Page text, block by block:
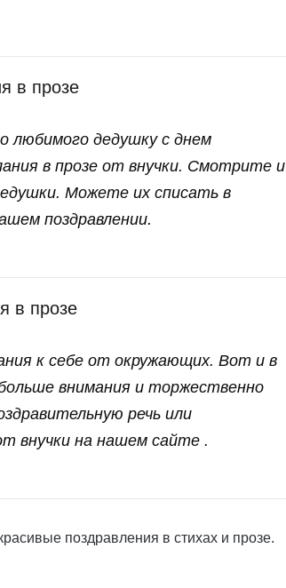
в прозе
любимого дедушку с днем
в прозе от внучки. Смотрите и
Можете их списать в
поздравлении.
в прозе
к себе от окружающих. Вот и в
внимания и торжественно
речь или
внучки на нашем сайте .
поздравления в стихах и прозе.